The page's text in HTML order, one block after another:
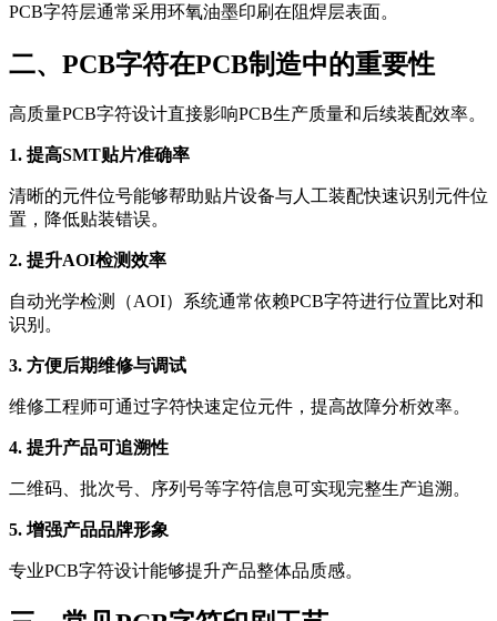
PCB字符层通常采用环氧油墨印刷在阻焊层表面。
二、PCB字符在PCB制造中的重要性
高质量PCB字符设计直接影响PCB生产质量和后续装配效率。
1. 提高SMT贴片准确率
清晰的元件位号能够帮助贴片设备与人工装配快速识别元件位
置，降低贴装错误。
2. 提升AOI检测效率
自动光学检测（AOI）系统通常依赖PCB字符进行位置比对和
识别。
3. 方便后期维修与调试
维修工程师可通过字符快速定位元件，提高故障分析效率。
4. 提升产品可追溯性
二维码、批次号、序列号等字符信息可实现完整生产追溯。
5. 增强产品品牌形象
专业PCB字符设计能够提升产品整体品质感。